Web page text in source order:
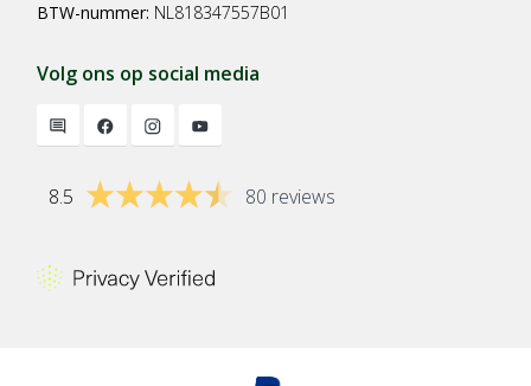
BTW-nummer: NL818347557B01
Volg ons op social media
8.5 80 reviews